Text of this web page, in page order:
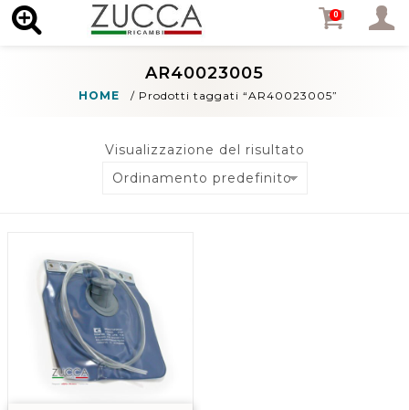
AR40023005
HOME / Prodotti taggati “AR40023005”
Visualizzazione del risultato
Ordinamento predefinito
0